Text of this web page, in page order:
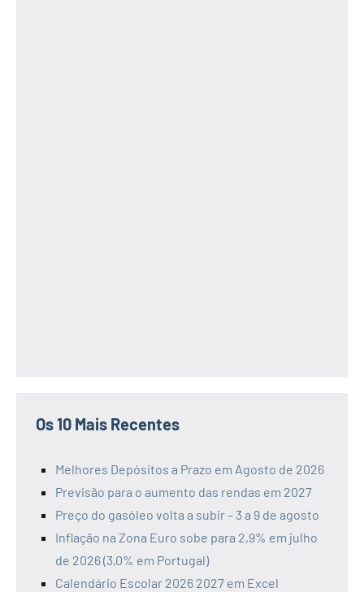
Os 10 Mais Recentes
Melhores Depósitos a Prazo em Agosto de 2026
Previsão para o aumento das rendas em 2027
Preço do gasóleo volta a subir – 3 a 9 de agosto
Inflação na Zona Euro sobe para 2,9% em julho
de 2026 (3,0% em Portugal)
Calendário Escolar 2026 2027 em Excel